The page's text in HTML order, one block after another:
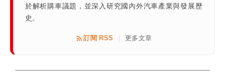
於解析購車議題，並深入研究國內外汽車產業與發展歷
史。
訂閱 RSS | 更多文章